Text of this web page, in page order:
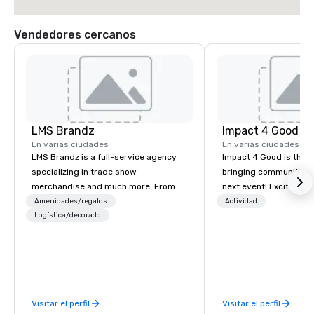
Vendedores cercanos
LMS Brandz
En varias ciudades
LMS Brandz is a full-service agency
specializing in trade show
merchandise and much more. From
booth giveaways and branded apparel
to executive gifting, displays,
years of industry experience and
Amenidades/regalos
Logística/decorado
Visitar el perfil
Impact 4 Good
En varias ciudades
Impact 4 Good is the
bringing community
next event! Exciting
team building
event, Impact 4 Good
Actividad
Visitar el perfil